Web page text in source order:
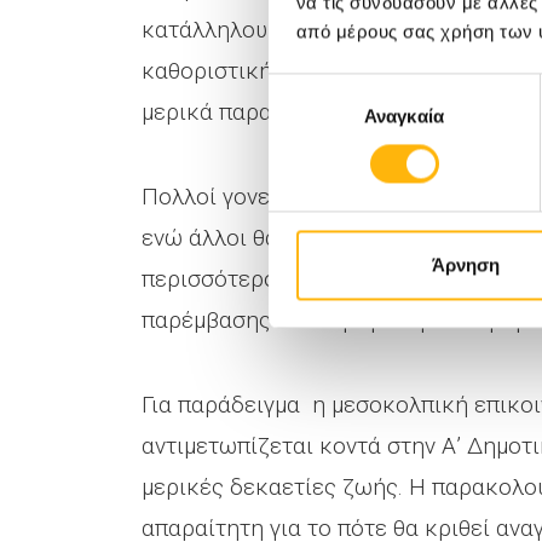
από μέρους σας χρήση των
συγκατάθεσηςΑναγκαία
Άρνηση
κατάλληλου χρόνου παρέμβασης και
καθοριστικής σημασίας για το
μερικά παραδείγματα για να γίνει
Πολλοί γονείς μετά το πρώτο «σοκ»
ενώ άλλοι θα προτιμούσαν να
περισσότερο. Η πραγματικότητα
παρέμβασης ανάλογα με την πάθηση
Για παράδειγμα η μεσοκολπική
αντιμετωπίζεται κοντά στην Α’
μερικές δεκαετίες ζωής. Η
απαραίτητη για το πότε θα κριθεί